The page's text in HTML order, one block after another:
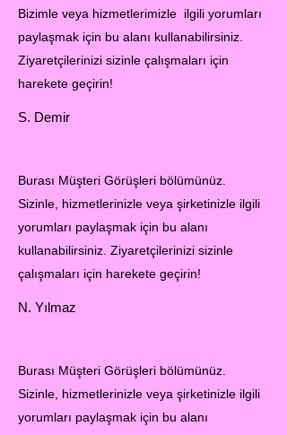
Bizimle veya hizmetlerimizle ilgili yorumları
paylaşmak için bu alanı kullanabilirsiniz.
Ziyaretçilerinizi sizinle çalışmaları için
harekete geçirin!
S. Demir
Burası Müşteri Görüşleri bölümünüz.
Sizinle, hizmetlerinizle veya şirketinizle ilgili
yorumları paylaşmak için bu alanı
kullanabilirsiniz. Ziyaretçilerinizi sizinle
çalışmaları için harekete geçirin!
N. Yılmaz
Burası Müşteri Görüşleri bölümünüz.
Sizinle, hizmetlerinizle veya şirketinizle ilgili
yorumları paylaşmak için bu alanı